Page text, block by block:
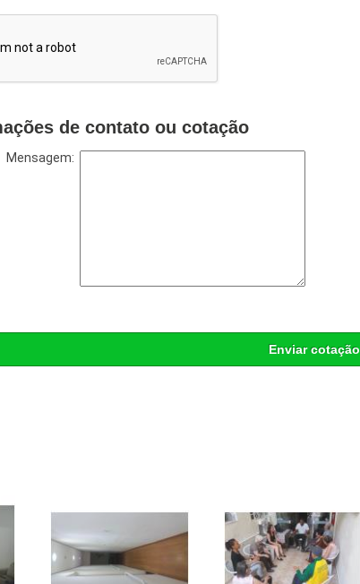
de contato ou cotação
Mensagem:
Enviar cotação